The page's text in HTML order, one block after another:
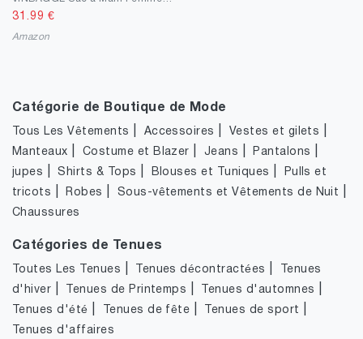
31.99 €
Amazon
Catégorie de Boutique de Mode
Tous Les Vêtements Accessoires Vestes et gilets
Manteaux Costume et Blazer Jeans Pantalons
jupes |Shirts & Tops Blouses et Tuniques
Pulls et
tricots
Robes Sous-vêtements et Vêtements de Nuit
Chaussures
Catégories de Tenues
Toutes Les Tenues Tenues décontractées
Tenues
d'hiver
Tenues de Printemps Tenues d'automnes
Tenues d'été Tenues de fête Tenues de sport
Tenues d'affaires